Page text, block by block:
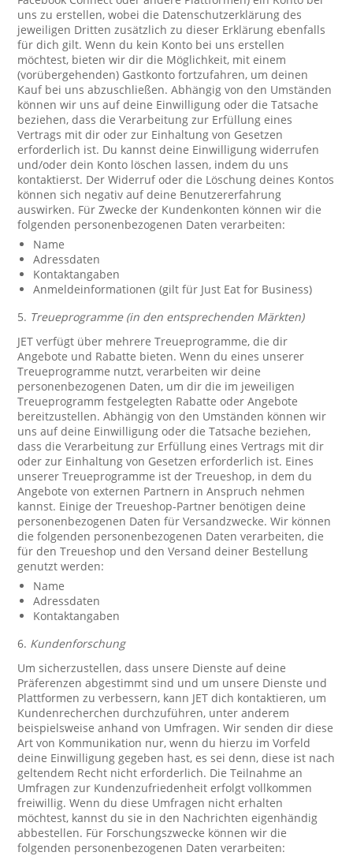
uns zu erstellen, wobei die Datenschutzerklärung des
jeweiligen Dritten zusätzlich zu dieser Erklärung ebenfalls
für dich gilt. Wenn du kein Konto bei uns erstellen
möchtest, bieten wir dir die Möglichkeit, mit einem
(vorübergehenden) Gastkonto fortzufahren, um deinen
Kauf bei uns abzuschließen. Abhängig von den Umständen
können wir uns auf deine Einwilligung oder die Tatsache
beziehen, dass die Verarbeitung zur Erfüllung eines
Vertrags mit dir oder zur Einhaltung von Gesetzen
erforderlich ist. Du kannst deine Einwilligung widerrufen
und/oder dein Konto löschen lassen, indem du uns
kontaktierst. Der Widerruf oder die Löschung deines Kontos
können sich negativ auf deine Benutzererfahrung
auswirken. Für Zwecke der Kundenkonten können wir die
folgenden personenbezogenen Daten verarbeiten:
Name
Adressdaten
Kontaktangaben
Anmeldeinformationen (gilt für Just Eat for Business)
5. Treueprogramme (in den entsprechenden Märkten)
JET verfügt über mehrere Treueprogramme, die dir
Angebote und Rabatte bieten. Wenn du eines unserer
Treueprogramme nutzt, verarbeiten wir deine
personenbezogenen Daten, um dir die im jeweiligen
Treueprogramm festgelegten Rabatte oder Angebote
bereitzustellen. Abhängig von den Umständen können wir
uns auf deine Einwilligung oder die Tatsache beziehen,
dass die Verarbeitung zur Erfüllung eines Vertrags mit dir
oder zur Einhaltung von Gesetzen erforderlich ist. Eines
unserer Treueprogramme ist der Treueshop, in dem du
Angebote von externen Partnern in Anspruch nehmen
kannst. Einige der Treueshop-Partner benötigen deine
personenbezogenen Daten für Versandzwecke. Wir können
die folgenden personenbezogenen Daten verarbeiten, die
für den Treueshop und den Versand deiner Bestellung
genutzt werden:
Name
Adressdaten
Kontaktangaben
6. Kundenforschung
Um sicherzustellen, dass unsere Dienste auf deine
Präferenzen abgestimmt sind und um unsere Dienste und
Plattformen zu verbessern, kann JET dich kontaktieren, um
Kundenrecherchen durchzuführen, unter anderem
beispielsweise anhand von Umfragen. Wir senden dir diese
Art von Kommunikation nur, wenn du hierzu im Vorfeld
deine Einwilligung gegeben hast, es sei denn, diese ist nach
geltendem Recht nicht erforderlich. Die Teilnahme an
Umfragen zur Kundenzufriedenheit erfolgt vollkommen
freiwillig. Wenn du diese Umfragen nicht erhalten
möchtest, kannst du sie in den Nachrichten eigenhändig
abbestellen. Für Forschungszwecke können wir die
folgenden personenbezogenen Daten verarbeiten: